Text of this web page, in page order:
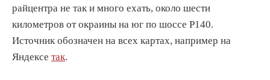
райцентра не так и много ехать, около шести
километров от окраины на юг по шоссе Р140.
Источник обозначен на всех картах, например на
Яндексе так.